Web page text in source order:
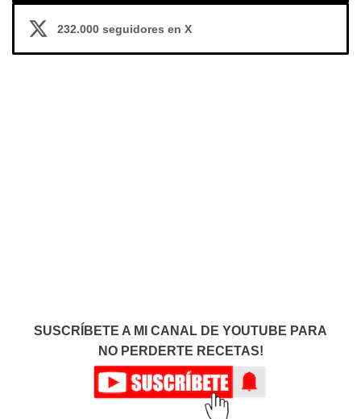
232.000 seguidores en X
SUSCRÍBETE A MI CANAL DE YOUTUBE PARA
NO PERDERTE RECETAS!